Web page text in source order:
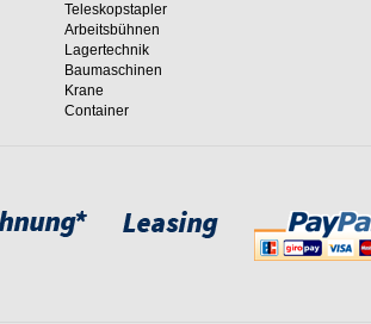
Teleskopstapler
Arbeitsbühnen
Lagertechnik
Baumaschinen
Krane
Container